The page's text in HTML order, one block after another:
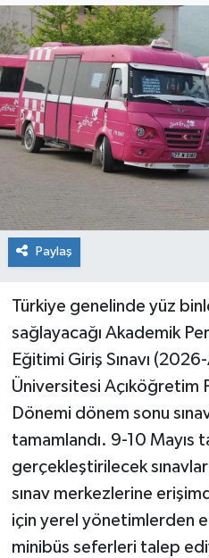
Paylaş
Türkiye genelinde yüz
sağlayacağı Akademik
Eğitimi Giriş Sınavı
Üniversitesi Açıköğretim
Dönemi dönem sonu
tamamlandı. 9-10 Mayıs
gerçekleştirilecek
sınav merkezlerine
için yerel yönetimlerden
minibüs seferleri talep
İLÇELERİMİZ
RESMİ İLAN